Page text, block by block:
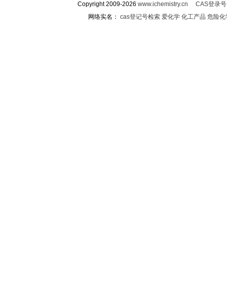
Copyright 2009-2026www.ichemistry.cn
CAS登录
网络实名： cas登记号检索 爱化学 化工产品 危险化